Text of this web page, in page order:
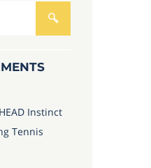
HEAD Instinct
Tennis